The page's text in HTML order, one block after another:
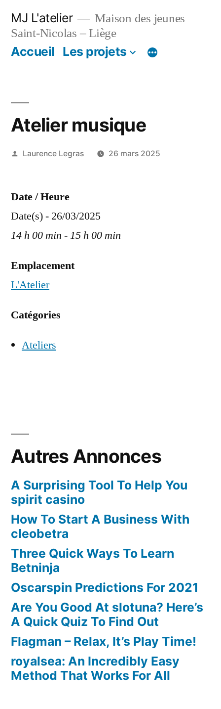
contenu
MJ L'atelier
Maison des jeunes
Saint-Nicolas – Liège
Accueil Les projets
Atelier musique
Publié
Laurence Legras 26 mars 2025
Date / Heure
Date(s) - 26/03/2025
14 h 00 min - 15 h 00 min
Emplacement
L'Atelier
Catégories
Ateliers
Autres Annonces
A Surprising Tool To Help You
spirit casino
How To Start A Business With
cleobetra
Three Quick Ways To Learn
Betninja
Oscarspin Predictions For 2021
Are You Good At slotuna? Here’s
A Quick Quiz To Find Out
Flagman – Relax, It’s Play Time!
royalsea: An Incredibly Easy
Method That Works For All